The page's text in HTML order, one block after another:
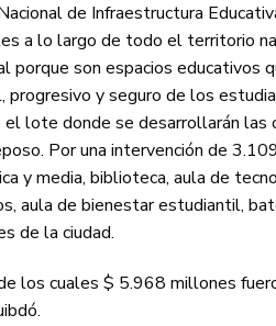
de Infraestructura
a lo largo de todo el territorio
son espacios educativos
y seguro de los
lote donde se desarrollarán
Por una intervención de
y media, biblioteca, aula de
aula de bienestar estudiantil,
de la ciudad.
los cuales $ 5.968 millones